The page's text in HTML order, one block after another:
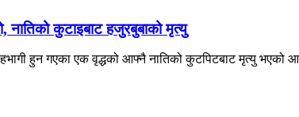
नातिको कुटाइबाट हजुरबुबाको मृत्यु
हुन गएका एक वृद्धको आफ्नै नातिको कुटपिटबाट मृत्यु भएको